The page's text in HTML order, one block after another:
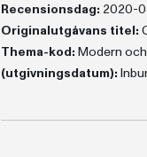
Recensionsdag: 2020-
Originalutgåvans titel:
Thema-kod: Modern
(utgivningsdatum):